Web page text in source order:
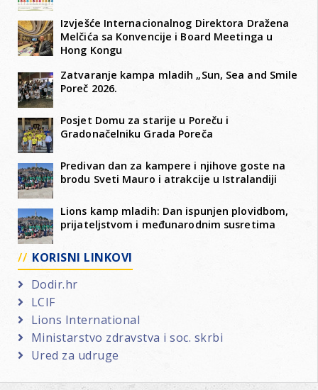
Izvješće Internacionalnog Direktora Dražena
Melčića sa Konvencije i Board Meetinga u
Hong Kongu
Zatvaranje kampa mladih „Sun, Sea and Smile
Poreč 2026.
Posjet Domu za starije u Poreču i
Gradonačelniku Grada Poreča
Predivan dan za kampere i njihove goste na
brodu Sveti Mauro i atrakcije u Istralandiji
Lions kamp mladih: Dan ispunjen plovidbom,
prijateljstvom i međunarodnim susretima
KORISNI LINKOVI
Dodir.hr
LCIF
Lions International
Ministarstvo zdravstva i soc. skrbi
Ured za udruge